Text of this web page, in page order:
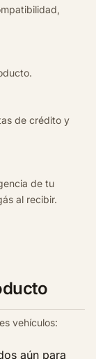
de crédito y
de tu
al recibir.
vehículos:
aún para